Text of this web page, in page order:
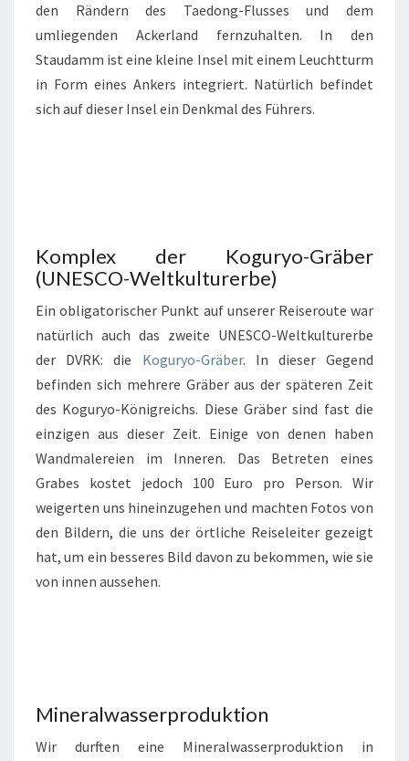
den Rändern des Taedong-Flusses und dem
umliegenden Ackerland fernzuhalten. In den
Staudamm ist eine kleine Insel mit einem Leuchtturm
in Form eines Ankers integriert. Natürlich befindet
sich auf dieser Insel ein Denkmal des Führers.
Komplex der Koguryo-Gräber
(UNESCO-Weltkulturerbe)
Ein obligatorischer Punkt auf unserer Reiseroute war
natürlich auch das zweite UNESCO-Weltkulturerbe
der DVRK: die Koguryo-Gräber. In dieser Gegend
befinden sich mehrere Gräber aus der späteren Zeit
des Koguryo-Königreichs. Diese Gräber sind fast die
einzigen aus dieser Zeit. Einige von denen haben
Wandmalereien im Inneren. Das Betreten eines
Grabes kostet jedoch 100 Euro pro Person. Wir
weigerten uns hineinzugehen und machten Fotos von
den Bildern, die uns der örtliche Reiseleiter gezeigt
hat, um ein besseres Bild davon zu bekommen, wie sie
von innen aussehen.
Mineralwasserproduktion
Wir durften eine Mineralwasserproduktion in